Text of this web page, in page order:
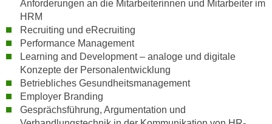
Anforderungen an die Mitarbeiterinnen und Mitarbeiter im
HRM
Recruiting und eRecruiting
Performance Management
Learning and Development – analoge und digitale
Konzepte der Personalentwicklung
Betriebliches Gesundheitsmanagement
Employer Branding
Gesprächsführung, Argumentation und
o
n
C
k